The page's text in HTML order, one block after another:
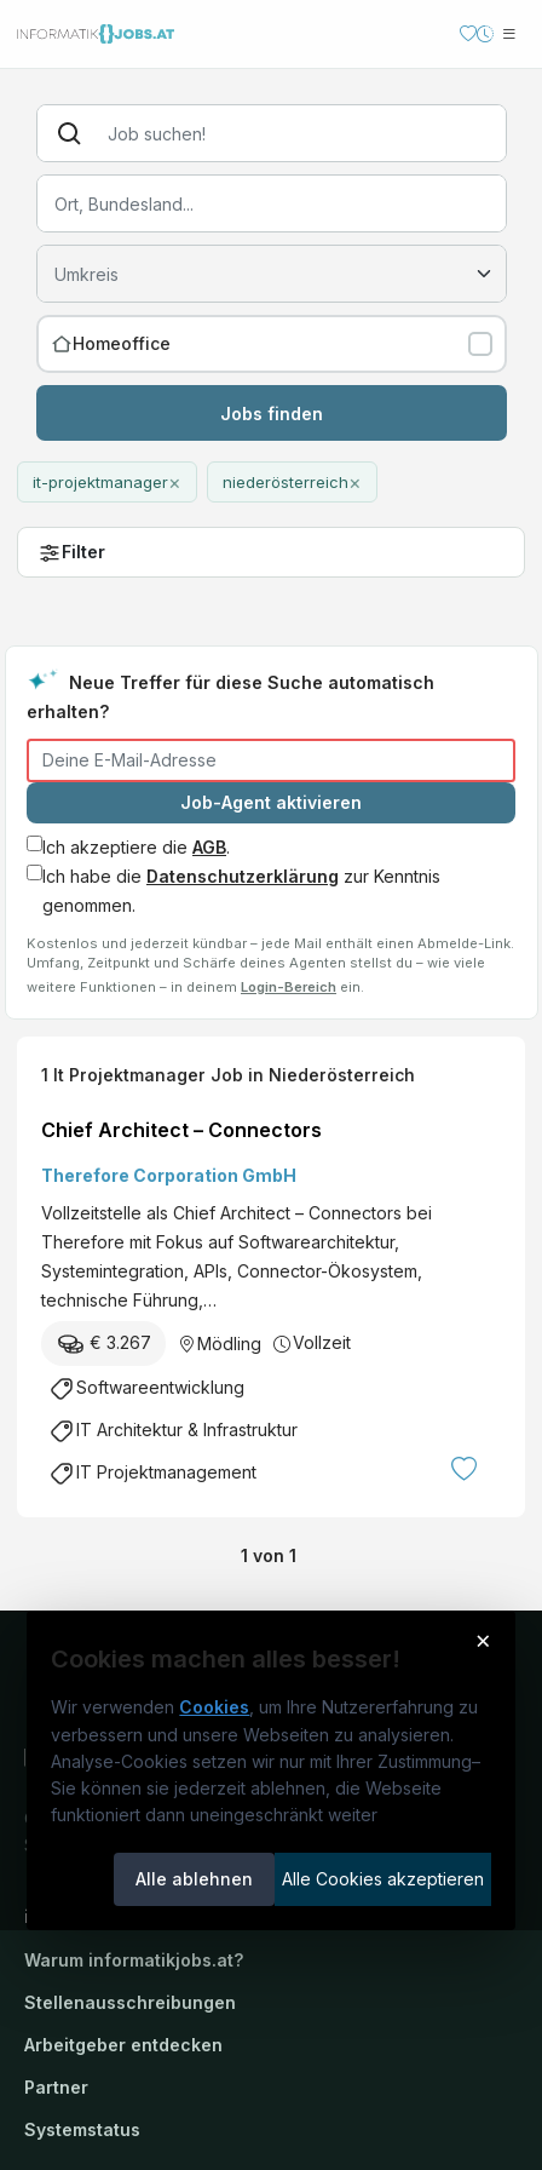
Homeoffice
Jobs finden
it-projektmanager× niederösterreich×
Filter
Neue Treffer für diese Suche automatisch
erhalten?
Job-Agent aktivieren
Ich akzeptiere die AGB.
Ich habe die Datenschutzerklärung zur Kenntnis
genommen.
Kostenlos und jederzeit kündbar – jede Mail enthält einen Abmelde-Link.
Umfang, Zeitpunkt und Schärfe deines Agenten stellst du – wie viele
weitere Funktionen – in deinem Login-Bereich ein.
1 It Projektmanager Job in Niederösterreich
Chief Architect – Connectors
Therefore Corporation GmbH
Vollzeitstelle als Chief Architect – Connectors bei
Therefore mit Fokus auf Softwarearchitektur,
Systemintegration, APIs, Connector-Ökosystem,
technische Führung,…
€ 3.267 Mödling Vollzeit
Softwareentwicklung
IT Architektur & Infrastruktur
IT Projektmanagement
1 von 1
×
Cookies machen alles besser!
Wir verwenden Cookies , um Ihre Nutzererfahrung zu
verbessern und unsere Webseiten zu analysieren.
Analyse-Cookies setzen wir nur mit Ihrer Zustimmung–
Sie können sie jederzeit ablehnen, die Webseite
funktioniert dann uneingeschränkt weiter
Alle ablehnen Alle Cookies akzeptieren
Österreichs IT-Karriereportal.Ein
Service der candidatis GmbH.
informatikjobs.at
Warum informatikjobs.at?
Stellenausschreibungen
Arbeitgeber entdecken
Partner
Systemstatus